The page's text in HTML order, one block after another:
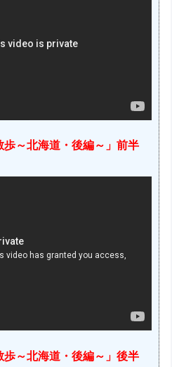
歩～北海道・後編～」前半
歩～北海道・後編～」後半